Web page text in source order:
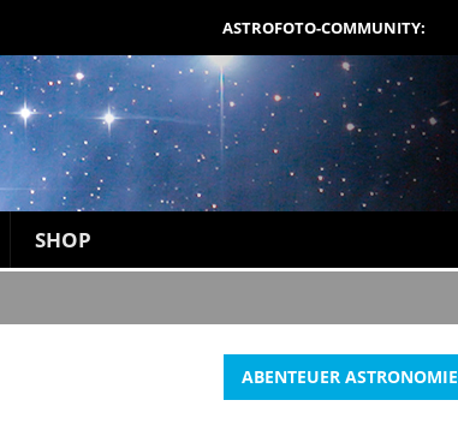
ASTROFOTO-COMMUNITY:
SHOP
ABENTEUER ASTRONOMIE